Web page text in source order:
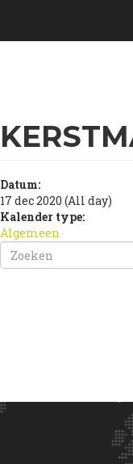
naar
Datum:
17 dec 2020 (All day)
Kalender type:
Algemeen
ZOEKVELD